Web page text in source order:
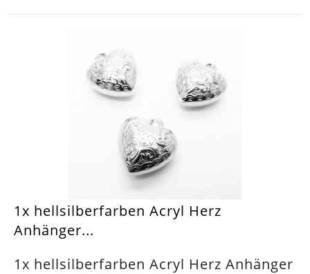
1x hellsilberfarben Acryl Herz
Anhänger...
1x hellsilberfarben Acryl Herz Anhänger